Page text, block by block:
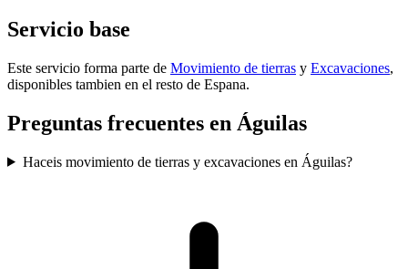
Servicio base
Este servicio forma parte de Movimiento de tierras y Excavaciones,
disponibles tambien en el resto de Espana.
Preguntas frecuentes en Águilas
Haceis movimiento de tierras y excavaciones en Águilas?